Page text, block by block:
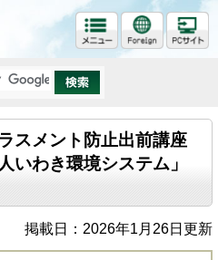
スメント防止出前講座
いわき環境システム」
掲載日：2026年1月26日更新